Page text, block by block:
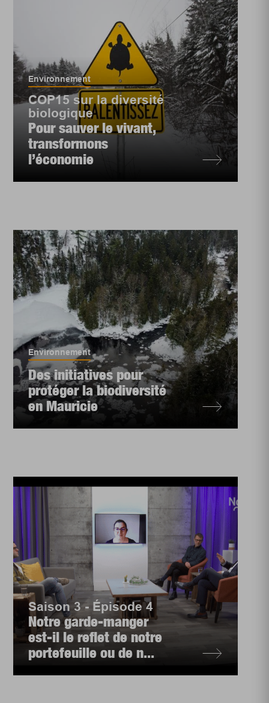
Environnement
COP15 sur la diversité
biologique
Pour sauver le vivant,
transformons
l’économie
Environnement
Des initiatives pour
protéger la biodiversité
en Mauricie
Saison 3 - Épisode 4
Notre garde-manger
est-il le reflet de notre
portefeuille ou de n...